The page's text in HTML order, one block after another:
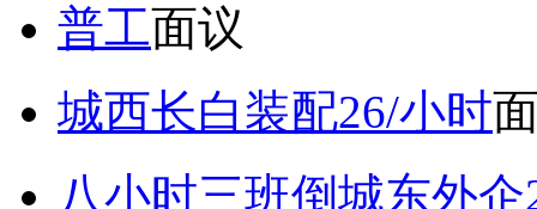
普工面议
城西长白装配26/小时
八小时三班倒城东外企